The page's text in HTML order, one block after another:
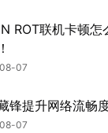
ROT联机卡顿
07
锋提升网络流畅
07